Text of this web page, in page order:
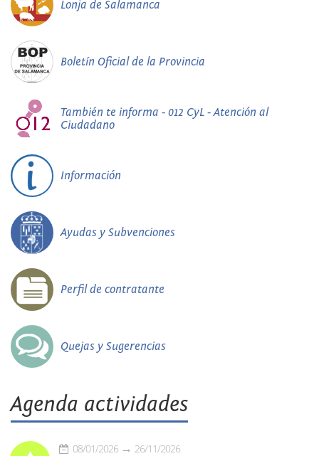
Lonja de Salamanca
Boletín Oficial de la Provincia
También te informa - 012 CyL - Atención al
Ciudadano
Información
Ayudas y Subvenciones
Perfil de contratante
Quejas y Sugerencias
Agenda actividades
08/01/2026 26/11/2026